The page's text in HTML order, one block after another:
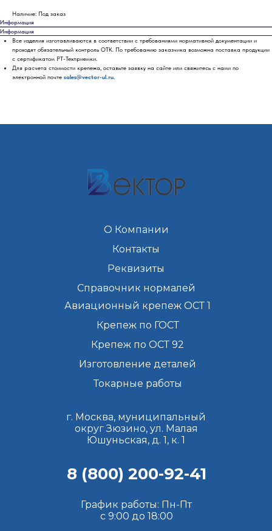
Наличие: Под заказ
Информация
Информация
Все изделия изготавливаются в соответствии с требованиями нормативной документации и
проходят обязательный контроль ОТК. По требованию заказчика возможна поставка продукции
с сертификатом РТ-Техприемки.
Для расчета стоимости крепежа, оставьте заявку на сайте или свяжитесь с нами по
электронной почте sales@vector-ul.ru.
График работы: Пн-Пт
с 9:00 до 18:00
г. Москва, муниципальный
округ Зюзино, ул. Малая
Юшуньская, д. 1, к. 1
О Компании
Контакты
Реквизиты
Справочник нормалей
Авиационный крепеж ОСТ 1
Крепеж по ГОСТ
Крепеж по ОСТ 92
Изготовление деталей
Токарные работы
8 (800) 200-92-41